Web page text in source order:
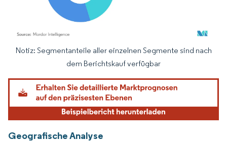
Bild © Mordor Intelligence. Wiederverwendung erfordert Namensnennung
Notiz: Segmentanteile aller einzelnen Segmente sind nach
dem Berichtskauf verfügbar
Geografische Analyse